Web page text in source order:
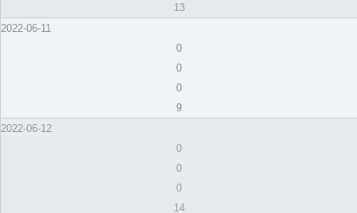
13
2022-06-11
0
0
0
9
2022-06-12
0
0
0
14